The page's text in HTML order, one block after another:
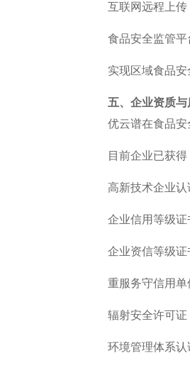
互联网远程上传
食品安全监管平
实现区域食品
五、企业资质
优云谱在食品
目前企业已获得
高新技术企业
企业信用等级
企业资信等级
重服务守信用
辐射安全许可
环境管理体系